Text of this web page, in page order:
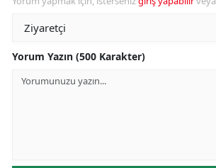
Yorum Yazın (500 Karakter)